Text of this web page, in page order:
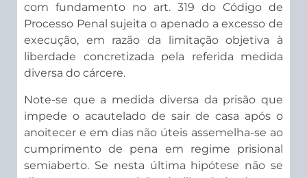
com fundamento no art. 319 do Código de
Processo Penal sujeita o apenado a excesso de
execução, em razão da limitação objetiva à
liberdade concretizada pela referida medida
diversa do cárcere.
Note-se que a medida diversa da prisão que
impede o acautelado de sair de casa após o
anoitecer e em dias não úteis assemelha-se ao
cumprimento de pena em regime prisional
semiaberto. Se nesta última hipótese não se